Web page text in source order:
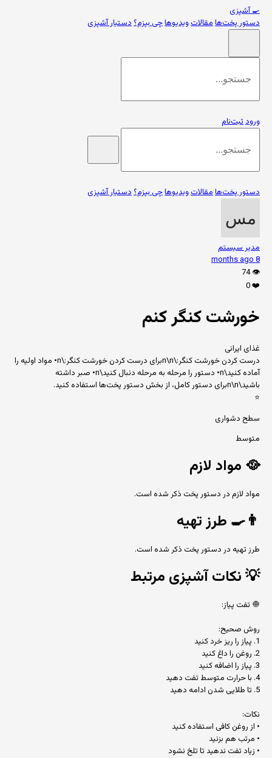
🍳آشپزی
دستور پخت‌هامقالاتویدیوهاچی بپزم؟دستیار آشپزی
ورودثبت‌نام
دستور پخت‌هامقالاتویدیوهاچی بپزم؟دستیار آشپزی
مدیر سیستم
8 months ago
👁️
74
❤️
0
خورشت کنگر کنم
غذای ایرانی
درست کردن خورشت کنگر:\n\nبرای درست کردن خورشت کنگر:\n• مواد اولیه را
آماده کنید\n• دستور را مرحله به مرحله دنبال کنید\n• صبر داشته
باشید\n\nبرای دستور کامل، از بخش دستور پخت‌ها استفاده کنید.
⭐
سطح دشواری
متوسط
🥘 مواد لازم
مواد لازم در دستور پخت ذکر شده است.
👨‍🍳 طرز تهیه
طرز تهیه در دستور پخت ذکر شده است.
💡نکات آشپزی مرتبط
🧅 تفت پیاز:
روش صحیح:
1. پیاز را ریز خرد کنید
2. روغن را داغ کنید
3. پیاز را اضافه کنید
4. با حرارت متوسط تفت دهید
5. تا طلایی شدن ادامه دهید
نکات:
• از روغن کافی استفاده کنید
• مرتب هم بزنید
• زیاد تفت ندهید تا تلخ نشود